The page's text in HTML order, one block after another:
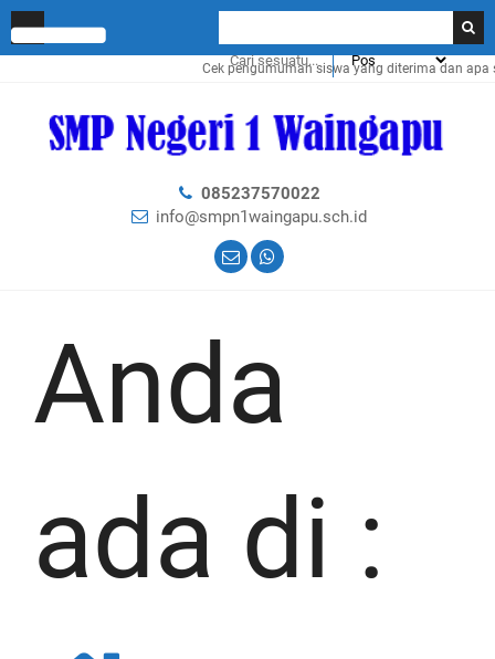
Cek pengumuman siswa yang diterima dan apa
085237570022
info@smpn1waingapu.sch.id
Anda
ada di :